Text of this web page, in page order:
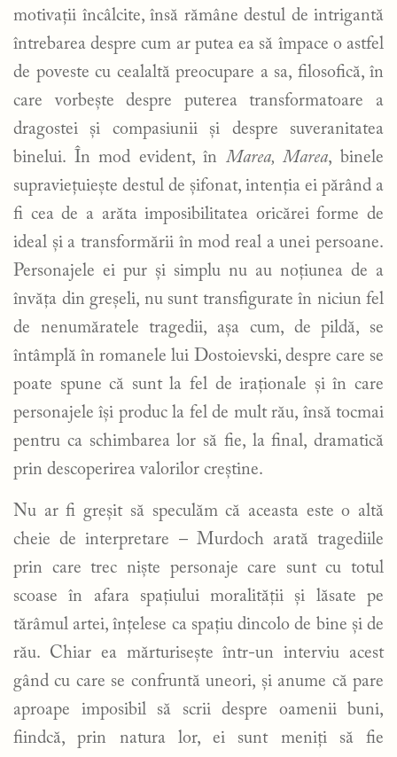
motivații încâlcite, însă rămâne destul de intrigantă
întrebarea despre cum ar putea ea să împace o astfel
de poveste cu cealaltă preocupare a sa, filosofică, în
care vorbește despre puterea transformatoare a
dragostei și compasiunii și despre suveranitatea
binelui. În mod evident, în Marea, Marea, binele
supraviețuiește destul de șifonat, intenția ei părând a
fi cea de a arăta imposibilitatea oricărei forme de
ideal și a transformării în mod real a unei persoane.
Personajele ei pur și simplu nu au noțiunea de a
învăța din greșeli, nu sunt transfigurate în niciun fel
de nenumăratele tragedii, așa cum, de pildă, se
întâmplă în romanele lui Dostoievski, despre care se
poate spune că sunt la fel de iraționale și în care
personajele își produc la fel de mult rău, însă tocmai
pentru ca schimbarea lor să fie, la final, dramatică
prin descoperirea valorilor creștine.
Nu ar fi greșit să speculăm că aceasta este o altă
cheie de interpretare – Murdoch arată tragediile
prin care trec niște personaje care sunt cu totul
scoase în afara spațiului moralității și lăsate pe
tărâmul artei, înțelese ca spațiu dincolo de bine și de
rău. Chiar ea mărturisește într-un interviu acest
gând cu care se confruntă uneori, și anume că pare
aproape imposibil să scrii despre oamenii buni,
fiindcă, prin natura lor, ei sunt meniți să fie